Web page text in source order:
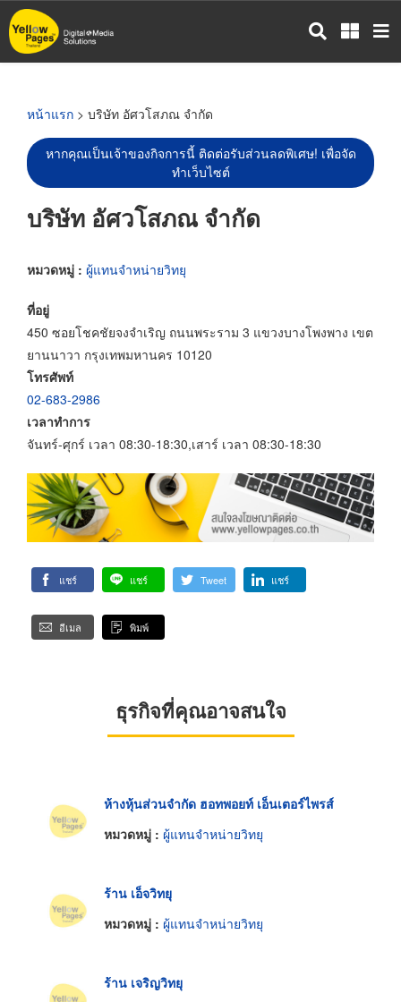
ข้าม
ไป
หน้าแรก > บริษัท อัศวโสภณ จำกัด
หากคุณเป็นเจ้าของกิจการนี้ ติดต่อรับส่วนลดพิเศษ! เพื่อจัด
ทำเว็บไซต์
บริษัท อัศวโสภณ จำกัด
หมวดหมู่ : ผู้แทนจำหน่ายวิทยุ
ที่อยู่
450 ซอยโชคชัยจงจำเริญ ถนนพระราม 3 แขวงบางโพงพาง เขต
ยานนาวา กรุงเทพมหานคร 10120
โทรศัพท์
02-683-2986
เวลาทำการ
จันทร์-ศุกร์ เวลา 08:30-18:30,เสาร์ เวลา 08:30-18:30
แชร์ แชร์ Tweet แชร์
อีเมล พิมพ์
ธุรกิจที่คุณอาจสนใจ
ห้างหุ้นส่วนจำกัด ฮอทพอยท์ เอ็นเตอร์ไพรส์
หมวดหมู่ : ผู้แทนจำหน่ายวิทยุ
ร้าน เอ็จวิทยุ
หมวดหมู่ : ผู้แทนจำหน่ายวิทยุ
ร้าน เจริญวิทยุ